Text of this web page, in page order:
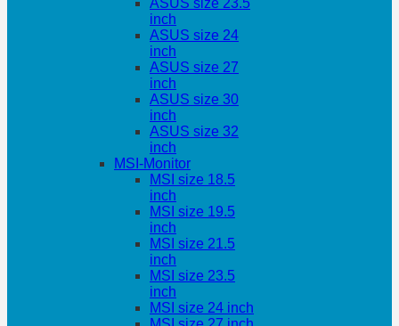
ASUS size 23.5
inch
ASUS size 24
inch
ASUS size 27
inch
ASUS size 30
inch
ASUS size 32
inch
MSI-Monitor
MSI size 18.5
inch
MSI size 19.5
inch
MSI size 21.5
inch
MSI size 23.5
inch
MSI size 24 inch